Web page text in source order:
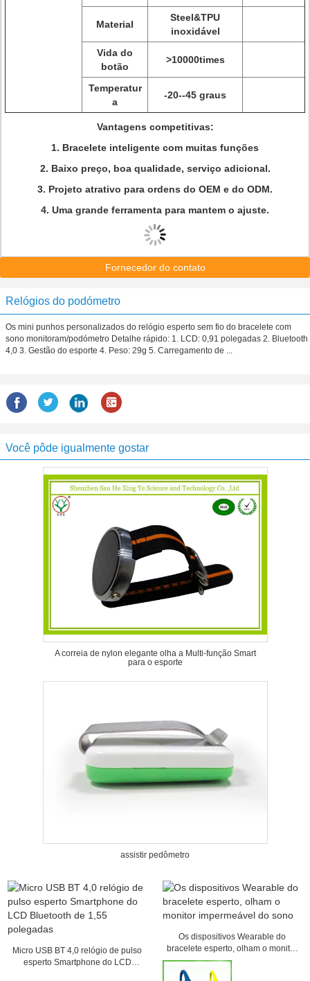
Material
Steel&TPU
inoxidável
Vida do
botão
>10000times
Temperatur
a
-20--45 graus
Vantagens competitivas:
1. Bracelete inteligente com muitas funções
2. Baixo preço, boa qualidade, serviço adicional.
3. Projeto atrativo para ordens do OEM e do ODM.
4. Uma grande ferramenta para mantem o ajuste.
Fornecedor do contato
Relógios do podómetro
Os mini punhos personalizados do relógio esperto sem fio do bracelete com
sono monitoram/podómetro Detalhe rápido: 1. LCD: 0,91 polegadas 2. Bluetooth
4,0 3. Gestão do esporte 4. Peso: 29g 5. Carregamento de ...
Você pôde igualmente gostar
A correia de nylon elegante olha a Multi-função Smart
para o esporte
assistir pedômetro
Micro USB BT 4,0 relógio de pulso
esperto Smartphone do LCD
Os dispositivos Wearable do
bracelete esperto, olham o monitor
impermeável do sono